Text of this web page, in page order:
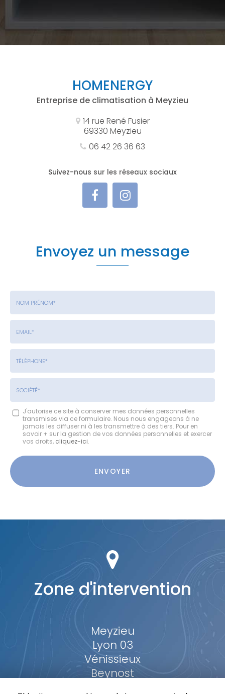
HOMENERGY
Entreprise de climatisation à Meyzieu
14 rue René Fusier
69330 Meyzieu
06 42 26 36 63
Suivez-nous sur les réseaux sociaux
Envoyez un message
Nom
Prénom
*
Email
*
Tél.
SociétéJ'autorise ce site à conserver mes données personnelles
transmises via ce formulaire. Nous nous engageons à ne
jamais les diffuser ni à les transmettre à des tiers. Pour en
savoir + sur la gestion de vos données personnelles et exercer
vos droits, cliquez-ici.
Acceptation
RGPD
*
ENVOYER
Zone d'intervention
Meyzieu
Lyon 03
Vénissieux
Beynost